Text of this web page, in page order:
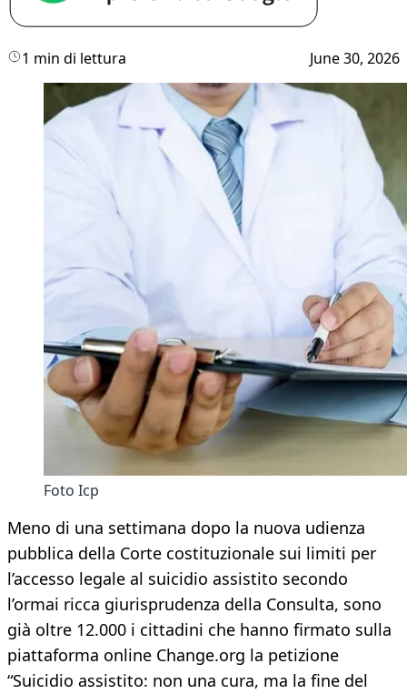
1 min di lettura June 30, 2026
Foto Icp
Meno di una settimana dopo la nuova udienza
pubblica della Corte costituzionale sui limiti per
l’accesso legale al suicidio assistito secondo
l’ormai ricca giurisprudenza della Consulta, sono
già oltre 12.000 i cittadini che hanno firmato sulla
piattaforma online Change.org la petizione
“Suicidio assistito: non una cura, ma la fine del